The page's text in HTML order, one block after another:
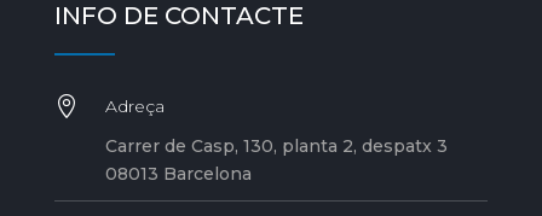
INFO DE CONTACTE

Adreça
Carrer de Casp, 130, planta 2, despatx 3
08013 Barcelona